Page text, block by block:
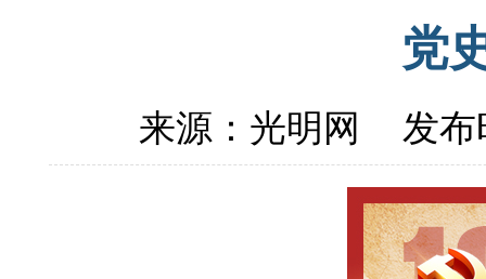
党
来源：光明网 发布